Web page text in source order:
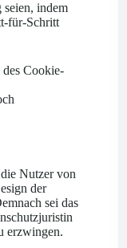
indem
für-Schritt
des Cookie-
Nutzer von
der
sei das
erzwingen.